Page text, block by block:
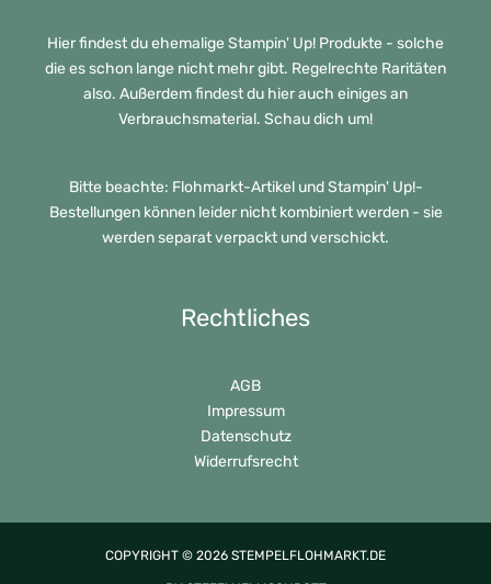
Hier findest du ehemalige Stampin' Up! Produkte - solche
die es schon lange nicht mehr gibt. Regelrechte Raritäten
also. Außerdem findest du hier auch einiges an
Verbrauchsmaterial. Schau dich um!
Bitte beachte: Flohmarkt-Artikel und Stampin' Up!-
Bestellungen können leider nicht kombiniert werden - sie
werden separat verpackt und verschickt.
Rechtliches
AGB
Impressum
Datenschutz
Widerrufsrecht
COPYRIGHT © 2026 STEMPELFLOHMARKT.DE